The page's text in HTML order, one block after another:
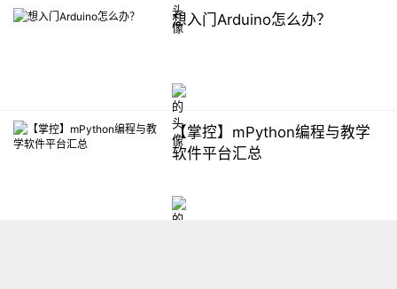
想入门Arduino怎么办？
【掌控】mPython编程与教学
软件平台汇总